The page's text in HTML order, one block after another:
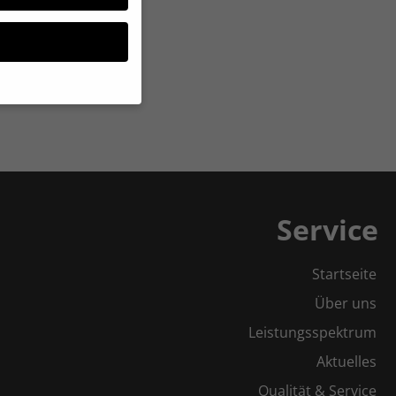
Service
Startseite
Über uns
Leistungsspektrum
Aktuelles
Qualität & Service
sind essenziell,
in unserer
Cookies